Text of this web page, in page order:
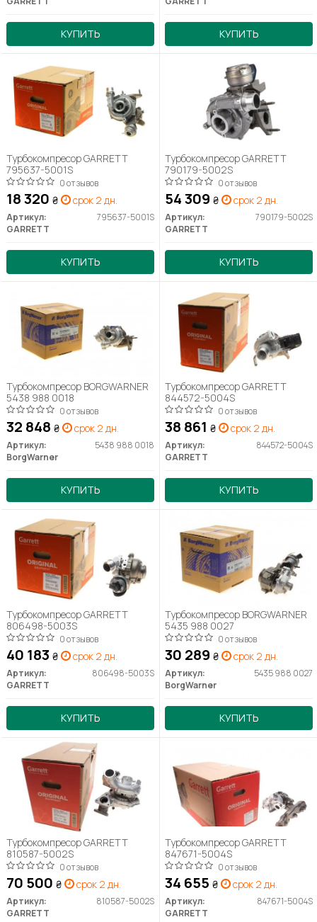
КУПИТЬ КУПИТЬ
Турбокомпресор GARRETT
795637-5001S
0 отзывов
18 320 ₴ срок 2 дн.
Артикул:
795637-5001S
GARRETT
КУПИТЬ
Турбокомпресор GARRETT
790179-5002S
0 отзывов
54 309 ₴ срок 2 дн.
Артикул:
790179-5002S
GARRETT
КУПИТЬ
Турбокомпресор BORGWARNER
5438 988 0018
0 отзывов
32 848 ₴ срок 2 дн.
Артикул:
5438 988 0018
BorgWarner
КУПИТЬ
Турбокомпресор GARRETT
844572-5004S
0 отзывов
38 861 ₴ срок 2 дн.
Артикул:
844572-5004S
GARRETT
КУПИТЬ
Турбокомпресор GARRETT
806498-5003S
0 отзывов
40 183 ₴ срок 2 дн.
Артикул:
806498-5003S
GARRETT
КУПИТЬ
Турбокомпресор BORGWARNER
5435 988 0027
0 отзывов
30 289 ₴ срок 2 дн.
Артикул:
5435 988 0027
BorgWarner
КУПИТЬ
Турбокомпресор GARRETT
810587-5002S
0 отзывов
70 500 ₴ срок 2 дн.
Артикул:
810587-5002S
GARRETT
Турбокомпресор GARRETT
847671-5004S
0 отзывов
34 655 ₴ срок 2 дн.
Артикул:
847671-5004S
GARRETT